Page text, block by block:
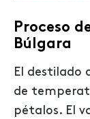
Proceso
Búlgara
El destilado
de
pétalos. El